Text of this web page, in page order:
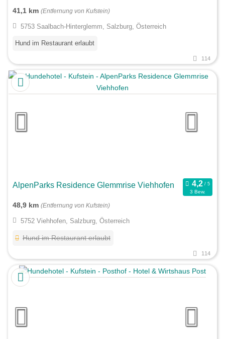
41,1 km (Entfernung von Kufstein)
5753 Saalbach-Hinterglemm, Salzburg, Österreich
Hund im Restaurant erlaubt
114
AlpenParks Residence Glemmrise Viehhofen
3 Bew.
48,9 km (Entfernung von Kufstein)
5752 Viehhofen, Salzburg, Österreich
Hund im Restaurant erlaubt
114